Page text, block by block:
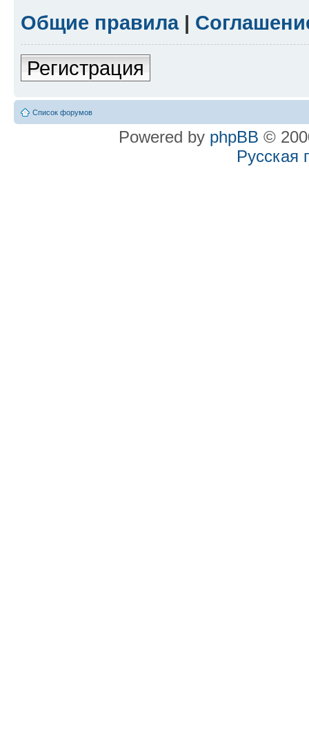
Общие правила|
Регистрация
Список форумов
Powered by phpBB ©
Русская